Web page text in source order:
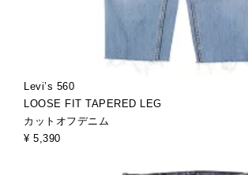
Levi’s 560
LOOSE FIT TAPERED LEG
カットオフデニム
¥ 5,390